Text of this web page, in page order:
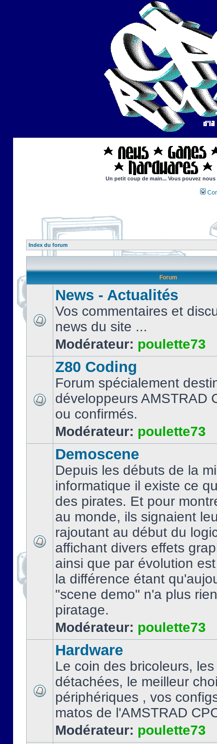
Un petit coup de main... Vous pouvez
Index du forum
Forum
News - Actualités
Vos commentaires et
news du site ...
Modérateur: poulette73
Z80 Coding
Forum spécialement
développeurs AMSTRAD
ou confirmés.
Modérateur: poulette73
Demoscene
Depuis les débuts de la
informatique il existe ce
des pirates. Et pour
au monde, ils signaient
rajoutant au début du
affichant divers effets
ainsi que par évolution
la différence étant
"scene demo" n'a plus
piratage.
Modérateur: poulette73
Hardware
Le coin des bricoleurs,
détachées, le meilleur
périphériques , vos
matos de l'AMSTRAD
Modérateur: poulette73